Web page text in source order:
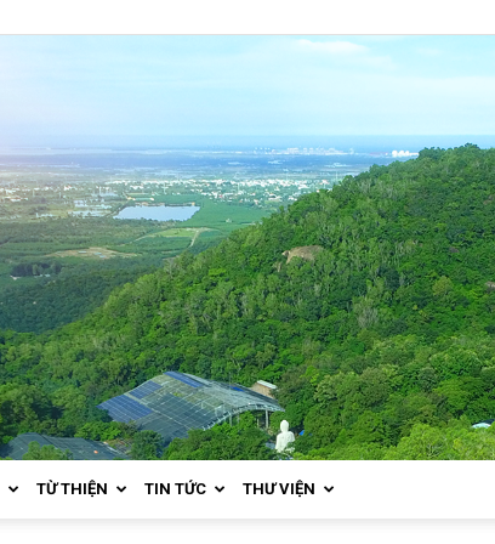
TỪ THIỆN TIN TỨC THƯ VIỆN